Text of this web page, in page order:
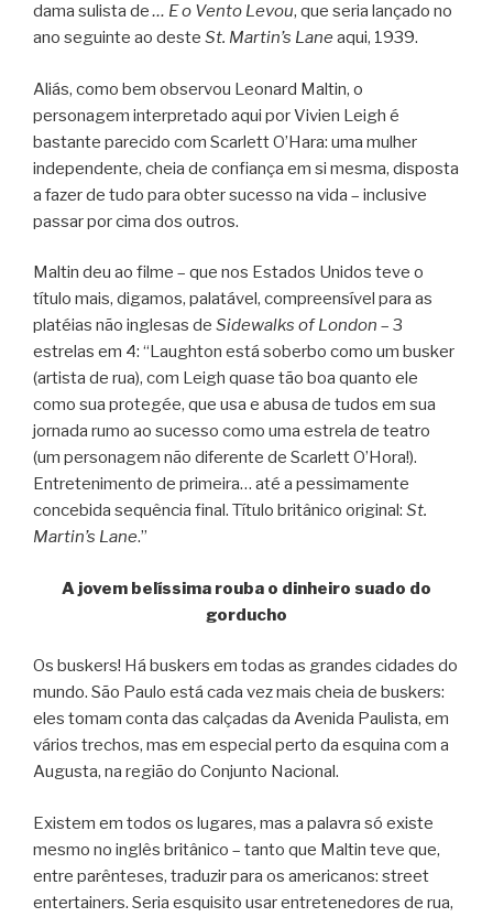
dama sulista de… E o Vento Levou, que seria lançado no
ano seguinte ao deste St. Martin’s Lane aqui, 1939.
Aliás, como bem observou Leonard Maltin, o
personagem interpretado aqui por Vivien Leigh é
bastante parecido com Scarlett O’Hara: uma mulher
independente, cheia de confiança em si mesma, disposta
a fazer de tudo para obter sucesso na vida – inclusive
passar por cima dos outros.
Maltin deu ao filme – que nos Estados Unidos teve o
título mais, digamos, palatável, compreensível para as
platéias não inglesas de Sidewalks of London – 3
estrelas em 4: “Laughton está soberbo como um busker
(artista de rua), com Leigh quase tão boa quanto ele
como sua protegée, que usa e abusa de tudos em sua
jornada rumo ao sucesso como uma estrela de teatro
(um personagem não diferente de Scarlett O’Hora!).
Entretenimento de primeira… até a pessimamente
concebida sequência final. Título britânico original: St.
Martin’s Lane.”
A jovem belíssima rouba o dinheiro suado do
gorducho
Os buskers! Há buskers em todas as grandes cidades do
mundo. São Paulo está cada vez mais cheia de buskers:
eles tomam conta das calçadas da Avenida Paulista, em
vários trechos, mas em especial perto da esquina com a
Augusta, na região do Conjunto Nacional.
Existem em todos os lugares, mas a palavra só existe
mesmo no inglês britânico – tanto que Maltin teve que,
entre parênteses, traduzir para os americanos: street
entertainers. Seria esquisito usar entretenedores de rua,